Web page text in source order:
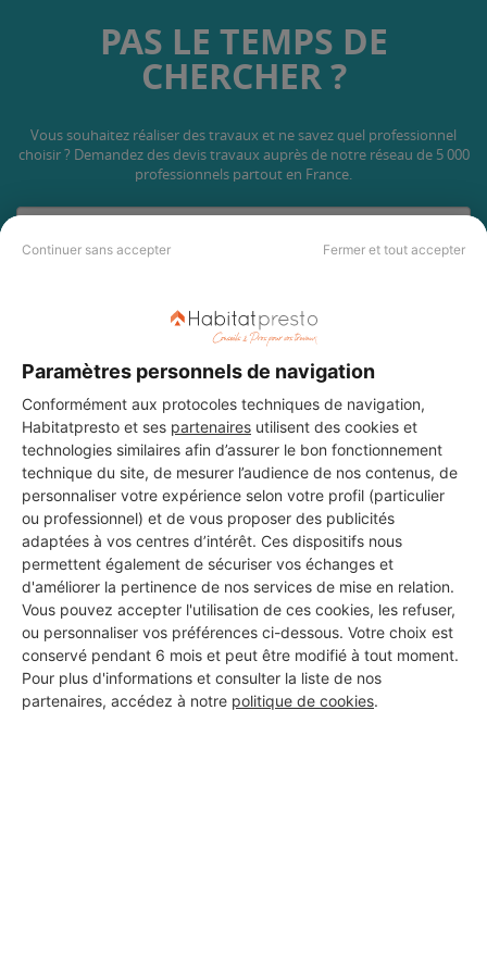
Continuer sans accepter Fermer et tout accepter
Paramètres personnels de navigation
Conformément aux protocoles techniques de navigation,
Habitatpresto et ses partenaires utilisent des cookies et
technologies similaires afin d’assurer le bon fonctionnement
technique du site, de mesurer l’audience de nos contenus, de
personnaliser votre expérience selon votre profil (particulier
ou professionnel) et de vous proposer des publicités
adaptées à vos centres d’intérêt. Ces dispositifs nous
permettent également de sécuriser vos échanges et
d'améliorer la pertinence de nos services de mise en relation.
Vous pouvez accepter l'utilisation de ces cookies, les refuser,
ou personnaliser vos préférences ci-dessous. Votre choix est
conservé pendant 6 mois et peut être modifié à tout moment.
Pour plus d'informations et consulter la liste de nos
partenaires, accédez à notre politique de cookies.
PAS LE TEMPS DE
CHERCHER ?
Vous souhaitez réaliser des travaux et ne savez quel professionnel
choisir ? Demandez des devis travaux auprès de notre réseau de 5 000
professionnels partout en France.
DEMANDER UN DEVIS